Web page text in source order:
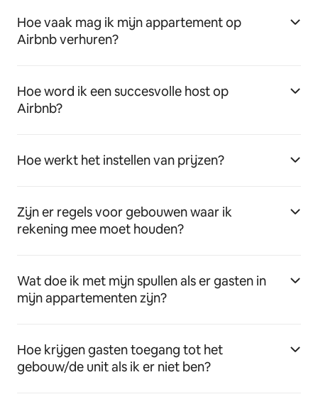
Hoe vaak mag ik mijn appartement op
Airbnb verhuren?
Hoe word ik een succesvolle host op
Airbnb?
Hoe werkt het instellen van prijzen?
Zijn er regels voor gebouwen waar ik
rekening mee moet houden?
Wat doe ik met mijn spullen als er gasten in
mijn appartementen zijn?
Hoe krijgen gasten toegang tot het
gebouw/de unit als ik er niet ben?